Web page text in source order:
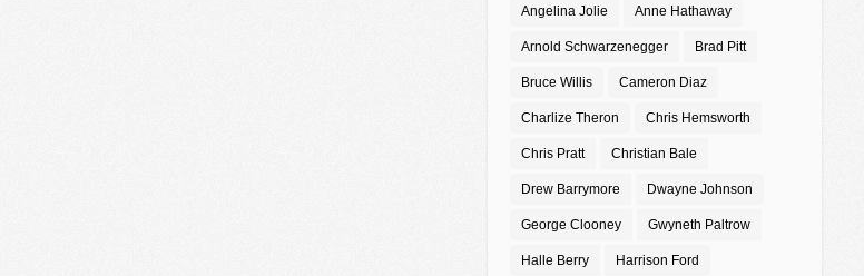
Angelina Jolie Anne Hathaway
Arnold Schwarzenegger Brad Pitt
Bruce Willis Cameron Diaz
Charlize Theron Chris Hemsworth
Chris Pratt Christian Bale
Drew Barrymore Dwayne Johnson
George Clooney Gwyneth Paltrow
Halle Berry Harrison Ford